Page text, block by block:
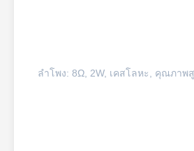
ลำโพง: 8Ω, 2W, เคสโลหะ, คุณภาพ